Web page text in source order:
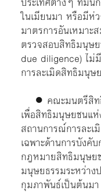
ในเมียนมา หรือมีห่
มาตรการอันเหมาะ
ตรวจสอบสิทธิมนุษ
due diligence) ไม่
การละเมิดสิทธิมนุษ
● คณะมนตรีสิทธิ
เพื่อสิทธิมนุษยชนแ
สถานการณ์การละ
เฉพาะด้านการบังคั
กฎหมายสิทธิมนุษย
มนุษยธรรมระหว่าง
กุมภาพันธ์เป็นต้นมา